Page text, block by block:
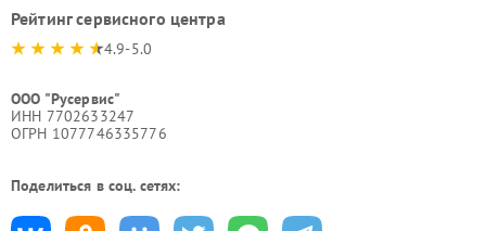
Рейтинг сервисного центра
4.9-5.0
ООО "Русервис"
ИНН 7702633247
ОГРН 1077746335776
Поделиться в соц. сетях: